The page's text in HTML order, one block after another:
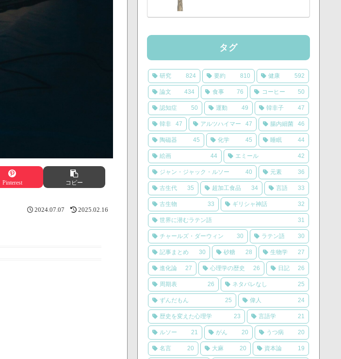
Pinterest コピー
2024.07.07 2025.02.16
タグ
研究 824 要約 810 健康 592
論文 434 食事 76 コーヒー 50
認知症 50 運動 49 韓非子 47
韓非 47 アルツハイマー 47 腸内細菌 46
陶磁器 45 化学 45 睡眠 44
絵画 44 エミール 42
ジャン・ジャック・ルソー 40 元素 36
古生代 35 超加工食品 34 言語 33
古生物 33 ギリシャ神話 32
世界に潜むラテン語 31
チャールズ・ダーウィン 30 ラテン語 30
記事まとめ 30 砂糖 28 生物学 27
進化論 27 心理学の歴史 26 日記 26
周期表 26 ネタバレなし 25
ずんだもん 25 偉人 24
歴史を変えた心理学 23 言語学 21
ルソー 21 がん 20 うつ病 20
名言 20 大麻 20 資本論 19